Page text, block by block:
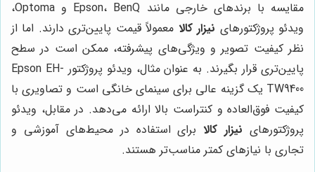
مقایسه با برندهای خارجی مانند Epson، BenQ و Optoma،
ویدئو پروژکتورهای نیزار کالا معمولاً قیمت پایین‌تری دارند. اما از
نظر کیفیت تصویر و ویژگی‌های پیشرفته، ممکن است در سطح
پایین‌تری قرار بگیرند. به عنوان مثال، ویدئو پروژکتور Epson EH-
TW9400 یک گزینه عالی برای سینمای خانگی است و تصاویری با
کیفیت فوق‌العاده و کنتراست بالا ارائه می‌دهد. در مقابل، ویدئو
پروژکتورهای نیزار کالابرای استفاده در محیط‌های آموزشی و
تجاری با نیازهای کمتر مناسب‌تر هستند.